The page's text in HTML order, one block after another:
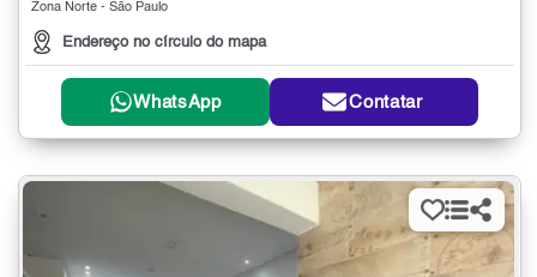
Zona Norte - São Paulo
Endereço no círculo do mapa
WhatsApp Contatar